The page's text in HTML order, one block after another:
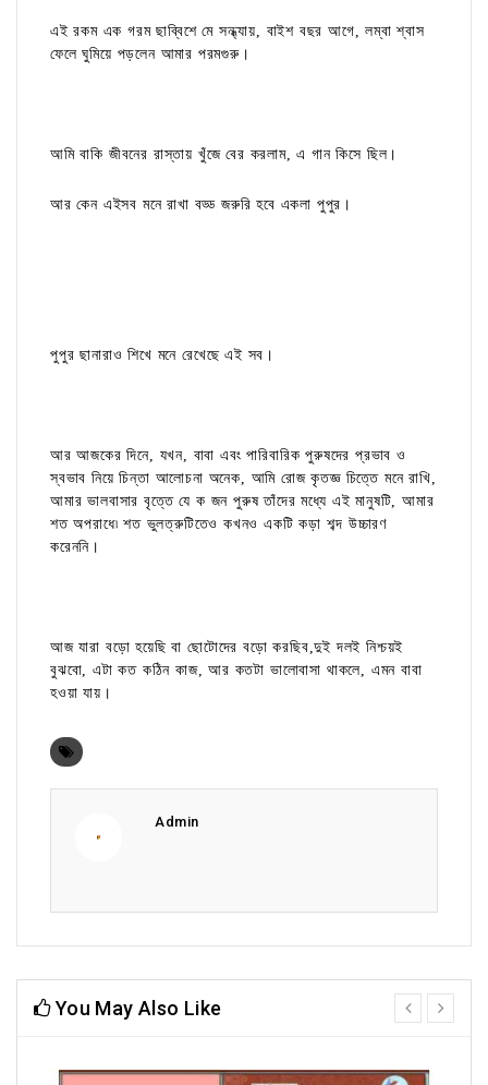
এই রকম এক গরম ছাব্বিশে মে সন্ধ্যায়, বাইশ বছর আগে, লম্বা শ্বাস
ফেলে ঘুমিয়ে পড়লেন আমার পরমগুরু।
আমি বাকি জীবনের রাস্তায় খুঁজে বের করলাম, এ গান কিসে ছিল।
আর কেন এইসব মনে রাখা বড্ড জরুরি হবে একলা পুপুর।
পুপুর ছানারাও শিখে মনে রেখেছে এই সব।
আর আজকের দিনে, যখন, বাবা এবং পারিবারিক পুরুষদের প্রভাব ও
স্বভাব নিয়ে চিন্তা আলোচনা অনেক, আমি রোজ কৃতজ্ঞ চিত্তে মনে রাখি,
আমার ভালবাসার বৃত্তে যে ক জন পুরুষ তাঁদের মধ্যে এই মানুষটি, আমার
শত অপরাধে৷ শত ভুলত্রুটিতেও কখনও একটি কড়া শব্দ উচ্চারণ
করেননি।
আজ যারা বড়ো হয়েছি বা ছোটোদের বড়ো করছিব,দুই দলই নিশ্চয়ই
বুঝবো, এটা কত কঠিন কাজ, আর কতটা ভালোবাসা থাকলে, এমন বাবা
হওয়া যায়।
Admin
You May Also Like
prev